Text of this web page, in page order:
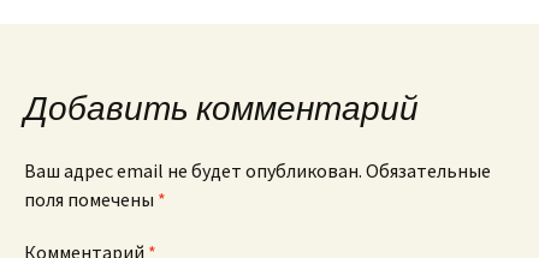
по
записям
Добавить комментарий
Ваш адрес email не будет опубликован. Обязательные
поля помечены *
Комментарий *